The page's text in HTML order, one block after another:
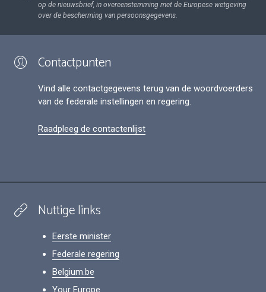
op de nieuwsbrief, in overeenstemming met de Europese wetgeving
over de bescherming van persoonsgegevens.
Contactpunten
Vind alle contactgegevens terug van de woordvoerders
van de federale instellingen en regering.
Raadpleeg de contactenlijst
Nuttige links
Eerste minister
Federale regering
Belgium.be
Your Europe